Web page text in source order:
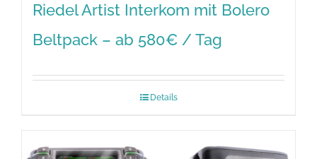
Riedel Artist Interkom mit Bolero
Beltpack – ab 580€ / Tag
Details